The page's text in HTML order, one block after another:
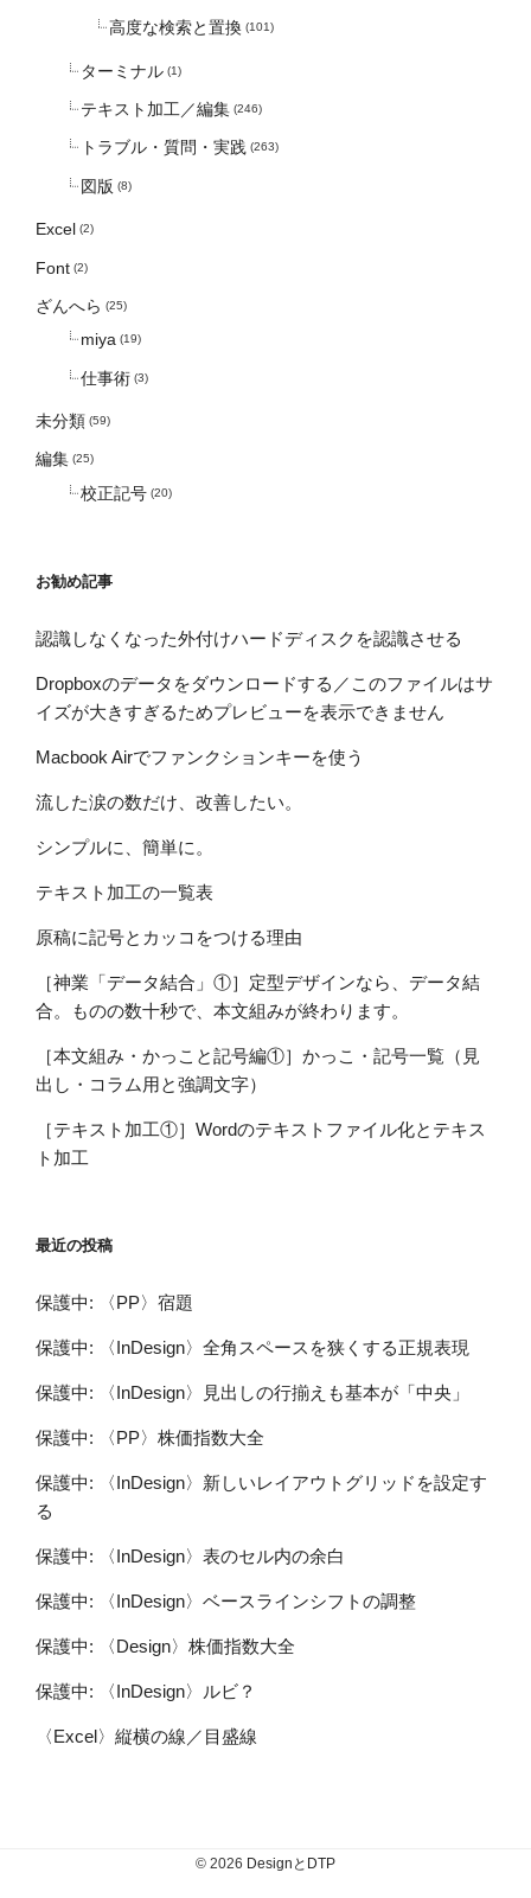
高度な検索と置換 (101)
ターミナル (1)
テキスト加工／編集 (246)
トラブル・質問・実践 (263)
図版 (8)
Excel (2)
Font (2)
ざんへら (25)
miya (19)
仕事術 (3)
未分類 (59)
編集 (25)
校正記号 (20)
お勧め記事
認識しなくなった外付けハードディスクを認識させる
Dropboxのデータをダウンロードする／このファイルはサ
イズが大きすぎるためプレビューを表示できません
Macbook Airでファンクションキーを使う
流した涙の数だけ、改善したい。
シンプルに、簡単に。
テキスト加工の一覧表
原稿に記号とカッコをつける理由
［神業「データ結合」①］定型デザインなら、データ結
合。ものの数十秒で、本文組みが終わります。
［本文組み・かっこと記号編①］かっこ・記号一覧（見
出し・コラム用と強調文字）
［テキスト加工①］Wordのテキストファイル化とテキス
ト加工
最近の投稿
保護中: 〈PP〉宿題
保護中: 〈InDesign〉全角スペースを狭くする正規表現
保護中: 〈InDesign〉見出しの行揃えも基本が「中央」
保護中: 〈PP〉株価指数大全
保護中: 〈InDesign〉新しいレイアウトグリッドを設定す
る
保護中: 〈InDesign〉表のセル内の余白
保護中: 〈InDesign〉ベースラインシフトの調整
保護中: 〈Design〉株価指数大全
保護中: 〈InDesign〉ルビ？
〈Excel〉縦横の線／目盛線
© 2026 DesignとDTP